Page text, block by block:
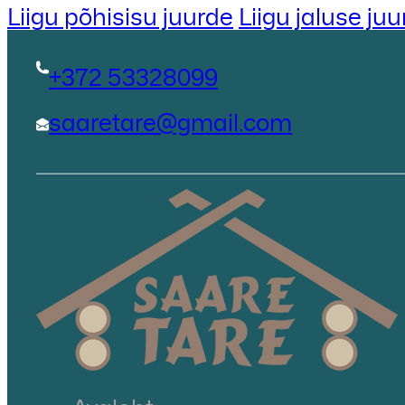
Liigu põhisisu juurde Liigu jaluse
+372 53328099
saaretare@gmail.com